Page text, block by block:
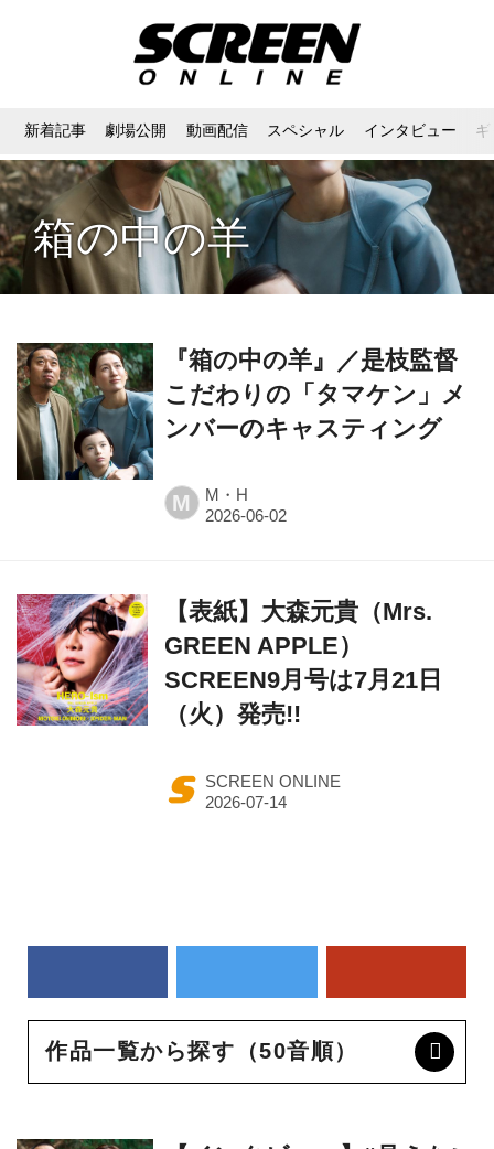
新着記事 劇場公開 動画配信 スペシャル インタビュー
箱の中の羊
『箱の中の羊』／是枝監督
こだわりの「タマケン」メ
ンバーのキャスティング
M M・H
【表紙】大森元貴（Mrs.
GREEN APPLE）
SCREEN9月号は7月21日
（火）発売!!
SCREEN ONLINE
作品一覧から探す（50音順）